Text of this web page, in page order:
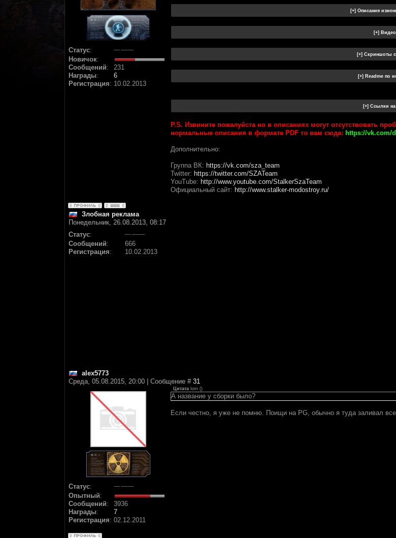
Статус:
Новичок:
Сообщений:
231
Награды:
6
Регистрация: 10.02.2013
P.S. Извините пожалуйста но в описаниях могут отсутствовать
нормальные описания в формате PDF то вам сюда: https://vk.com/
Дополнительно:
Группа ВК: https://vk.com/sza_team
Twitter: https://twitter.com/SZATeam
YouTube: http://www.youtube.com/StalkerSzaTeam
Официальный сайт: http://www.stalker-modostroy.ru/
Злобная реклама
Понедельник, 26.08.2013, 08:17
Статус:
Сообщений:
666
Регистрация: 10.02.2013
alex5773
Среда, 05.08.2015, 20:00 | Сообщение # 31
Статус:
Опытный:
Сообщений:
3936
Награды:
7
Регистрация: 02.12.2011
Цитата lom ()
А название у сборки было?
Если честно, я уже не помню. Поищи на PG, обычно я туда заливал